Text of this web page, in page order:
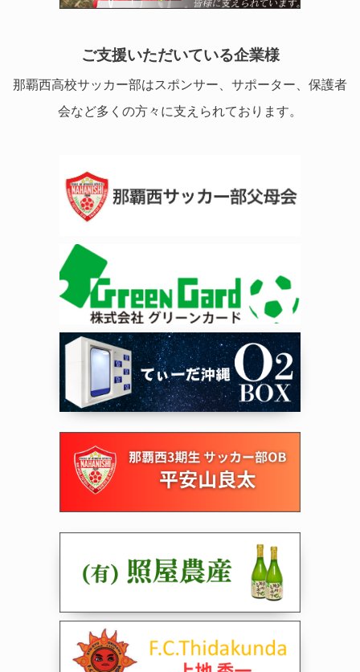
ご支援いただいている企業様
那覇西高校サッカー部はスポンサー、サポーター、保護者
会など多くの方々に支えられております。